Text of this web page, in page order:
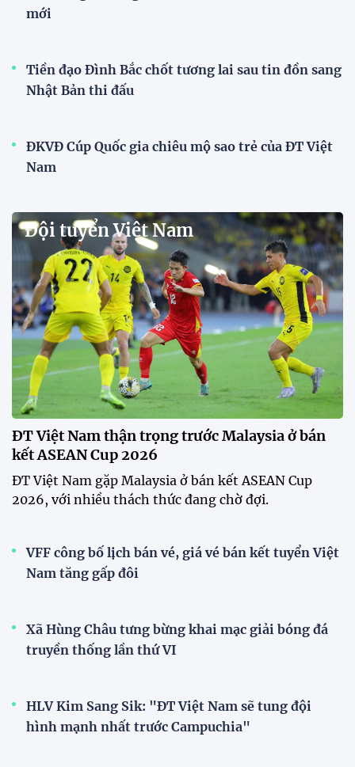
mới
Tiền đạo Đình Bắc chốt tương lai sau tin đồn sang
Nhật Bản thi đấu
ĐKVĐ Cúp Quốc gia chiêu mộ sao trẻ của ĐT Việt
Nam
Đội tuyển Việt Nam
ĐT Việt Nam thận trọng trước Malaysia ở bán
kết ASEAN Cup 2026
ĐT Việt Nam gặp Malaysia ở bán kết ASEAN Cup
2026, với nhiều thách thức đang chờ đợi.
VFF công bố lịch bán vé, giá vé bán kết tuyển Việt
Nam tăng gấp đôi
Xã Hùng Châu tưng bừng khai mạc giải bóng đá
truyền thống lần thứ VI
HLV Kim Sang Sik: "ĐT Việt Nam sẽ tung đội
hình mạnh nhất trước Campuchia"